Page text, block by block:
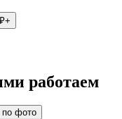
₽+
работаем
по фото